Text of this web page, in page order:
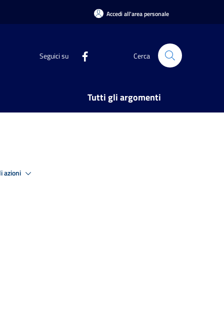
Accedi all'area personale
Seguici su Cerca
Tutti gli argomenti
azioni